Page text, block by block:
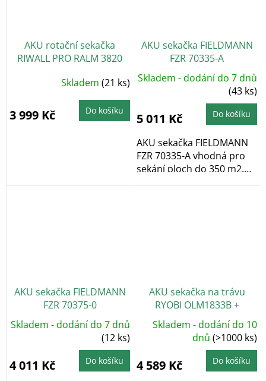
AKU rotační sekačka
RIWALL PRO RALM 3820
Skladem (21 ks)
3 999 Kč Do košíku
AKU sekačka FIELDMANN
FZR 70335-A
Skladem - dodání do 7 dnů
(43 ks)
5 011 Kč Do košíku
AKU sekačka FIELDMANN
FZR 70335-A vhodná pro
sekání ploch do 350 m2.
Záběr sečení:...
AKU sekačka FIELDMANN
FZR 70375-0
Skladem - dodání do 7 dnů
(12 ks)
4 011 Kč Do košíku
AKU sekačka na trávu
RYOBI OLM1833B+
Nabroušení nože zdarma
Skladem - dodání do 10
dnů (>1000 ks)
4 589 Kč Do košíku